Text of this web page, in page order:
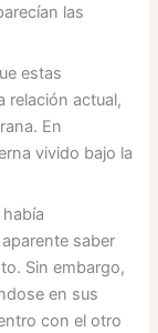
las
estas
relación actual,
En
vivido bajo la
saber
Sin embargo,
en sus
con el otro